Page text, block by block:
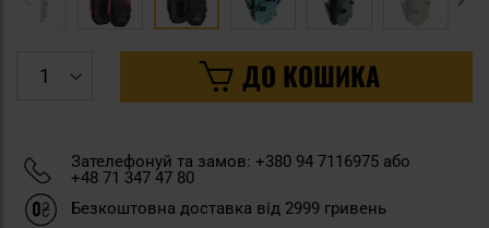
ДО КОШИКА
Зателефонуй та замов: +380 94 7116975 або
+48 71 347 47 80
Безкоштовна доставка від 2999 гривень